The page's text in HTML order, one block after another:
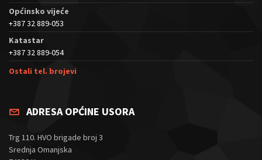
Općinsko vijeće
+387 32 889-053
Katastar
+387 32 889-054
Ostali tel. brojevi
ADRESA OPĆINE USORA
Trg 110. HVO brigade broj 3
Srednja Omanjska